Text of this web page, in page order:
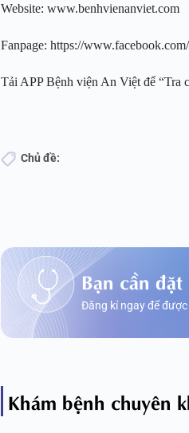
Website: www.benhvienanviet.com
Fanpage: https://
Tải APP Bệnh viện An Việt để “Tra
Chủ đề:
Bạn cần
Đăng kí ngay để
Khám bệnh chuyên